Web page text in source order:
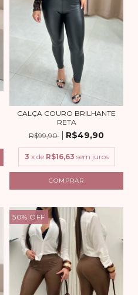
CALÇA COURO BRILHANTE
RETA
R$99,90
R$49,90
3 x de R$16,63 sem juros
COMPRAR
50% OFF